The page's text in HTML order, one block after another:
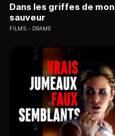
Dans les griffes de mon
sauveur
FILMS DRAME